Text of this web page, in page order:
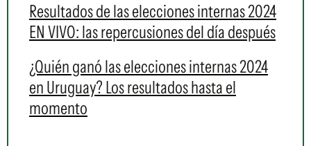
Resultados de las elecciones internas 2024
EN VIVO: las repercusiones del día después
¿Quién ganó las elecciones internas 2024
en Uruguay? Los resultados hasta el
momento